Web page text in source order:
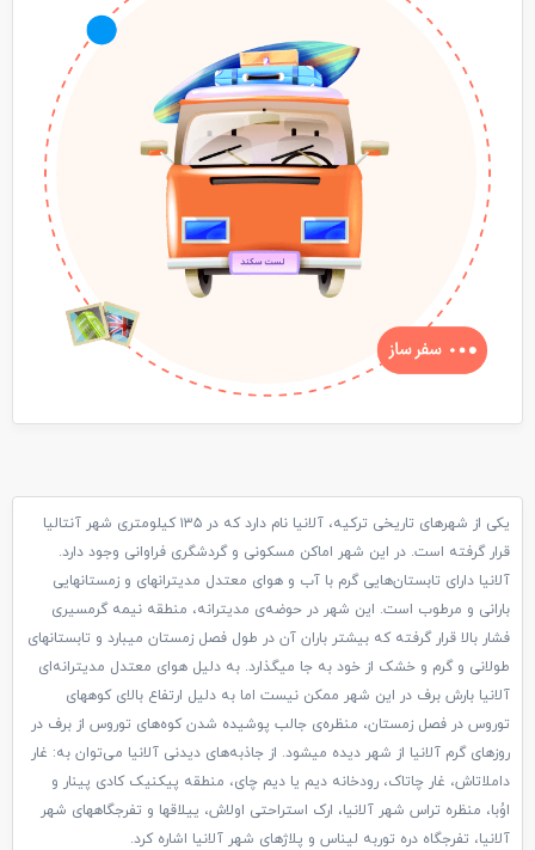
یکی از شهرهای تاریخی ترکیه، آلانیا نام دارد که در ۱۳۵ کیلومتری شهر آنتالیا
قرار گرفته است. در این شهر اماکن مسکونی و گردشگری فراوانی وجود دارد.
آلانیا دارای تابستان‌هایی گرم با آب و هوای معتدل مدیترانهای و زمستانهایی
بارانی و مرطوب است. این شهر در حوضه‌ی مدیترانه، منطقه نیمه گرمسیری
فشار بالا قرار گرفته که بیشتر باران آن در طول فصل زمستان میبارد و تابستانهای
طولانی و گرم و خشک از خود به جا میگذارد. به دلیل هوای معتدل مدیترانه‌ای
آلانیا بارش برف در این شهر ممکن نیست اما به دلیل ارتفاع بالای کوههای
توروس در فصل زمستان، منظره‌ی جالب پوشیده شدن کوه‌های توروس از برف در
روزهای گرم آلانیا از شهر دیده میشود. از جاذبه‌های دیدنی آلانیا می‌توان به: غار
داملاتاش، غار چاتاک، رودخانه دیم یا دیم چای، منطقه پیکنیک کادی پینار و
اوُبا، منظره تراس شهر آلانیا، ارک استراحتی اولاش، ییلاقها و تفرجگاههای شهر
آلانیا، تفرجگاه دره توربه لیناس و پلاژهای شهر آلانیا اشاره کرد.